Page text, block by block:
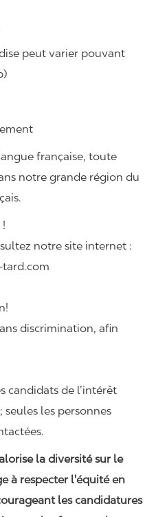
peut varier pouvant
française, toute
notre grande région du
notre site internet :
discrimination, afin
candidats de l’intérêt
seules les personnes
la diversité sur le
à respecter l'équité en
les candidatures